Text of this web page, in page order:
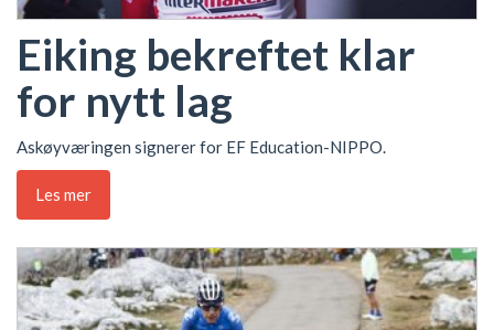
Eiking bekreftet klar
for nytt lag
Askøyværingen signerer for EF Education-NIPPO.
Les mer